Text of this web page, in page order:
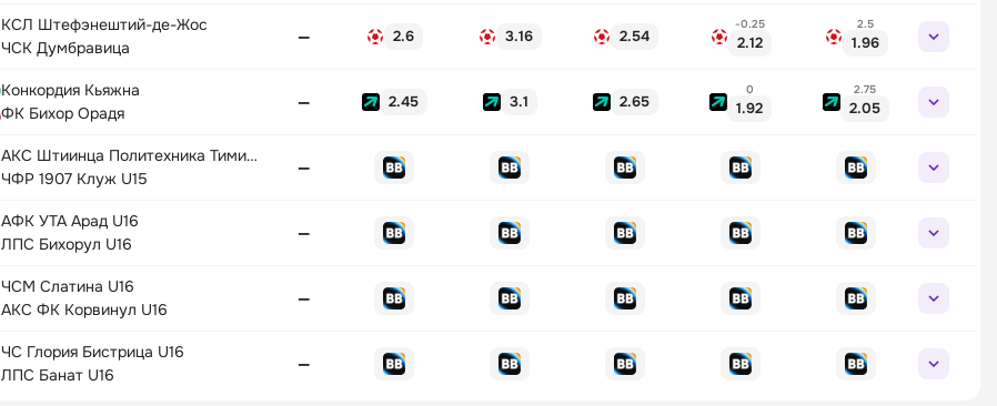
КСЛ Штефэнештий-де-Жос
ЧСК Думбравица
— 2.6 3.16 2.54
-0.25
2.12
2.5
1.96
Конкордия Кьяжна
ФК Бихор Орадя
— 2.45 3.1 2.65
0
1.92
2.75
2.05
АКС Штиинца Политехника Тимишоара U15
ЧФР 1907 Клуж U15
—
АФК УТА Арад U16
ЛПС Бихорул U16
—
ЧСМ Слатина U16
АКС ФК Корвинул U16
—
ЧС Глория Бистрица U16
ЛПС Банат U16
—